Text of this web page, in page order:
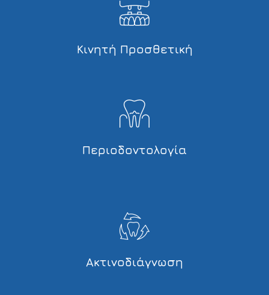
Κινητή Προσθετική
Περιοδοντολογία
Ακτινοδιάγνωση